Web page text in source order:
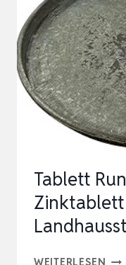
2-
CM
Tablett
WEITERLESEN